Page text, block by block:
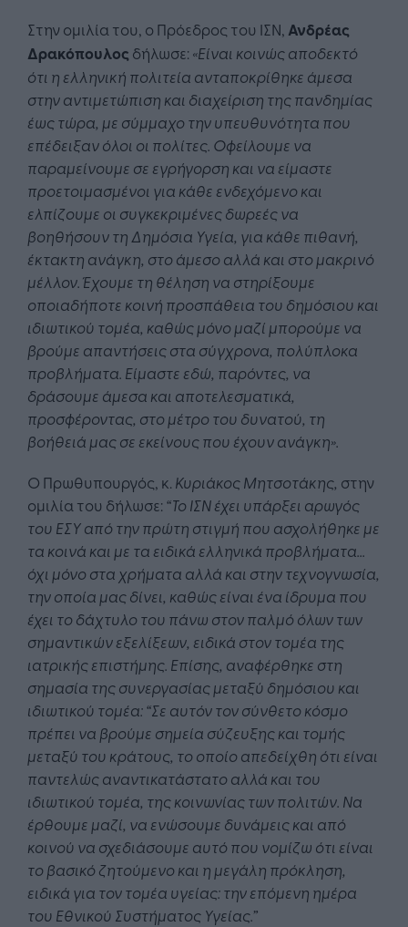
Στην ομιλία του, ο Πρόεδρος του ΙΣΝ, Ανδρέας
Δρακόπουλος δήλωσε: «Είναι κοινώς αποδεκτό
ότι η ελληνική πολιτεία ανταποκρίθηκε άμεσα
στην αντιμετώπιση και διαχείριση της πανδημίας
έως τώρα, με σύμμαχο την υπευθυνότητα που
επέδειξαν όλοι οι πολίτες. Οφείλουμε να
παραμείνουμε σε εγρήγορση και να είμαστε
προετοιμασμένοι για κάθε ενδεχόμενο και
ελπίζουμε οι συγκεκριμένες δωρεές να
βοηθήσουν τη Δημόσια Υγεία, για κάθε πιθανή,
έκτακτη ανάγκη, στο άμεσο αλλά και στο μακρινό
μέλλον. Έχουμε τη θέληση να στηρίξουμε
οποιαδήποτε κοινή προσπάθεια του δημόσιου και
ιδιωτικού τομέα, καθώς μόνο μαζί μπορούμε να
βρούμε απαντήσεις στα σύγχρονα, πολύπλοκα
προβλήματα. Είμαστε εδώ, παρόντες, να
δράσουμε άμεσα και αποτελεσματικά,
προσφέροντας, στο μέτρο του δυνατού, τη
βοήθειά μας σε εκείνους που έχουν ανάγκη».
Ο Πρωθυπουργός, κ. Κυριάκος Μητσοτάκης, στην
ομιλία του δήλωσε: “Το ΙΣΝ έχει υπάρξει αρωγός
του ΕΣΥ από την πρώτη στιγμή που ασχολήθηκε με
τα κοινά και με τα ειδικά ελληνικά προβλήματα...
όχι μόνο στα χρήματα αλλά και στην τεχνογνωσία,
την οποία μας δίνει, καθώς είναι ένα ίδρυμα που
έχει το δάχτυλο του πάνω στον παλμό όλων των
σημαντικών εξελίξεων, ειδικά στον τομέα της
ιατρικής επιστήμης. Επίσης, αναφέρθηκε στη
σημασία της συνεργασίας μεταξύ δημόσιου και
ιδιωτικού τομέα: “Σε αυτόν τον σύνθετο κόσμο
πρέπει να βρούμε σημεία σύζευξης και τομής
μεταξύ του κράτους, το οποίο απεδείχθη ότι είναι
παντελώς αναντικατάστατο αλλά και του
ιδιωτικού τομέα, της κοινωνίας των πολιτών. Να
έρθουμε μαζί, να ενώσουμε δυνάμεις και από
κοινού να σχεδιάσουμε αυτό που νομίζω ότι είναι
το βασικό ζητούμενο και η μεγάλη πρόκληση,
ειδικά για τον τομέα υγείας: την επόμενη ημέρα
του Εθνικού Συστήματος Υγείας.”